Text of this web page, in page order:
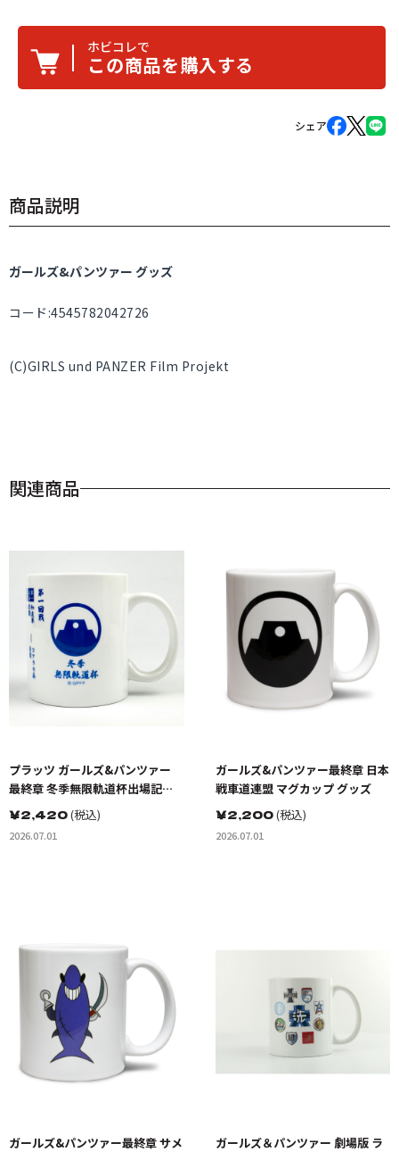
ホビコレで
この商品を購入する
シェア
商品説明
ガールズ&パンツァー グッズ
コード:4545782042726
(C)GIRLS und PANZER Film Projekt
関連商品
プラッツ ガールズ&パンツァー
最終章 冬季無限軌道杯出場記念
マグカップ グッズ
￥2,420(税込)
2026.07.01
ガールズ&パンツァー最終章 日本
戦車道連盟 マグカップ グッズ
￥2,200(税込)
2026.07.01
ガールズ&パンツァー最終章 サメ
ガールズ＆パンツァー 劇場版 ラ